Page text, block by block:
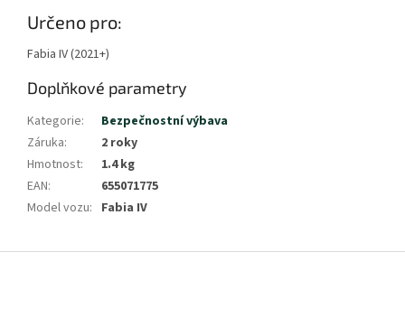
Určeno pro:
Fabia IV (2021+)
Doplňkové parametry
Kategorie:
Bezpečnostní výbava
Záruka:
2 roky
Hmotnost:
1.4 kg
EAN:
655071775
Model vozu: Fabia IV